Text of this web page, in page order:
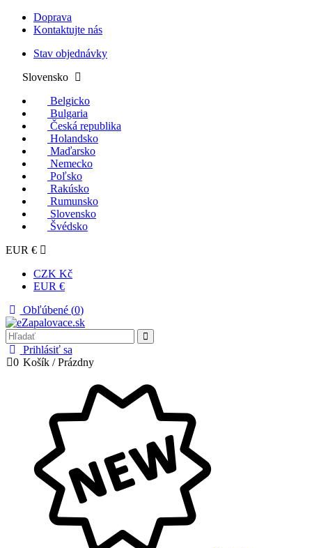
Doprava
Kontaktujte nás
Stav objednávky
Slovensko
Belgicko
Bulgaria
Česká republika
Holandsko
Maďarsko
Nemecko
Poľsko
Rakúsko
Rumunsko
Slovensko
Švédsko
EUR €
CZK Kč
EUR €
Obľúbené (0)
Prihlásiť sa
0 Košík /Prázdny